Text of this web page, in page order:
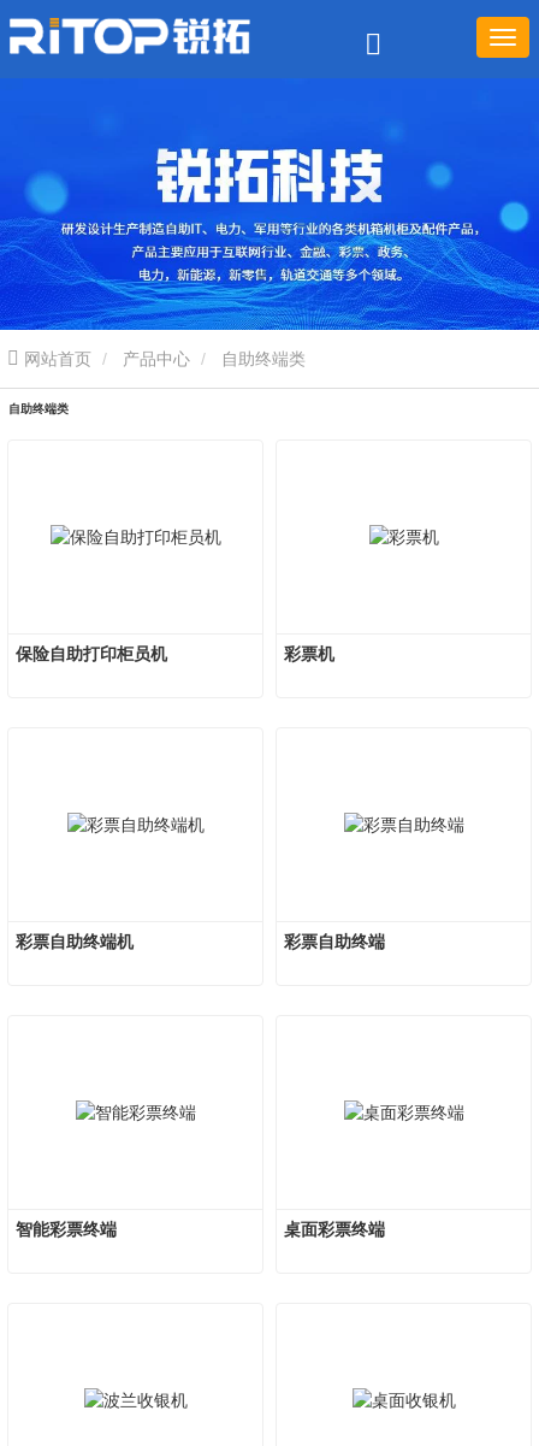
网站首页 产品中心 自助终端类
自助终端类
保险自助打印柜员机 彩票机
彩票自助终端机 彩票自助终端
智能彩票终端 桌面彩票终端